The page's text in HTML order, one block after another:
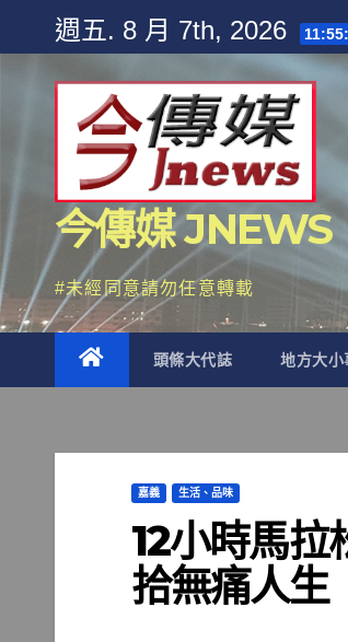
content
週五. 8 月 7th, 2026
今傳媒 JNEWS
#未經同意請勿任意轉載
頭條大代誌 地方大小
嘉義 生活、品味
12小時馬
拾無痛人生